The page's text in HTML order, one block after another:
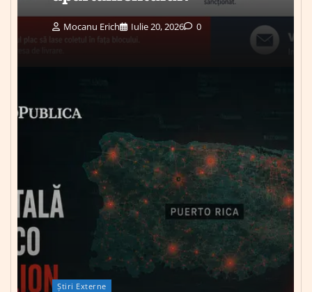
Mocanu Erich Iulie 20, 2026 0
Știri Externe